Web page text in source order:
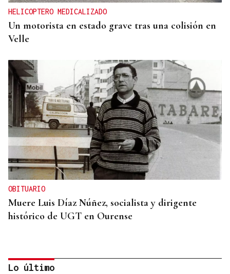
HELICOPTERO MEDICALIZADO
Un motorista en estado grave tras una colisión en
Velle
OBITUARIO
Muere Luis Díaz Núñez, socialista y dirigente
histórico de UGT en Ourense
Lo último